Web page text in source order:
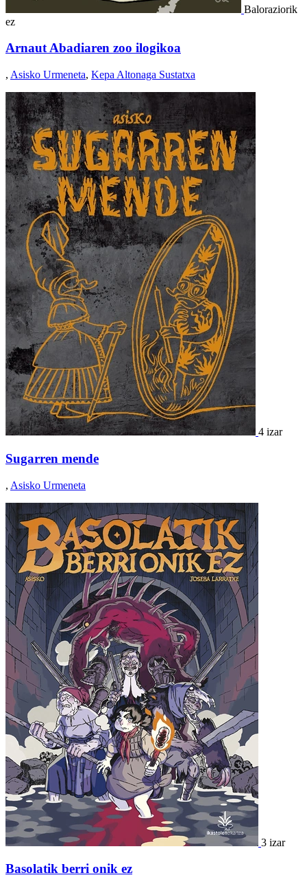
Baloraziorik
ez
Arnaut Abadiaren zoo ilogikoa
, Asisko Urmeneta, Kepa Altonaga Sustatxa
4 izar
Sugarren mende
, Asisko Urmeneta
3 izar
Basolatik berri onik ez